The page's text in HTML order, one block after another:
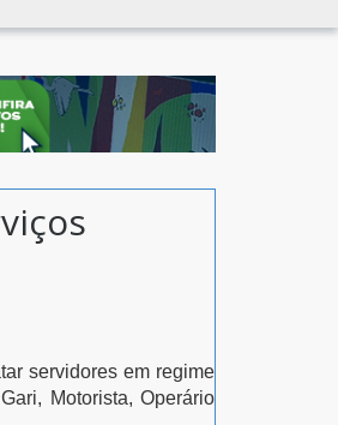
servidores em regime
Motorista, Operário